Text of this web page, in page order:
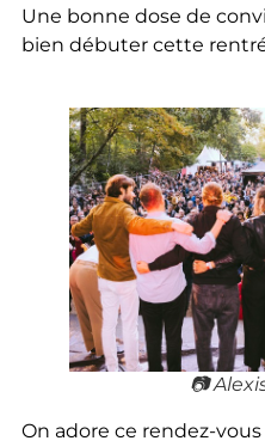
Une bonne dose de
bien débuter cette
📷
On adore ce rendez-